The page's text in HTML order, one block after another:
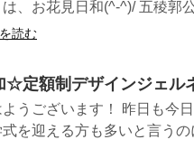
は、お花見日和(^-^)/ 五稜郭
読む
☆定額制デザインジェル
ようございます！ 昨日も今
式を迎える方も多いと言う